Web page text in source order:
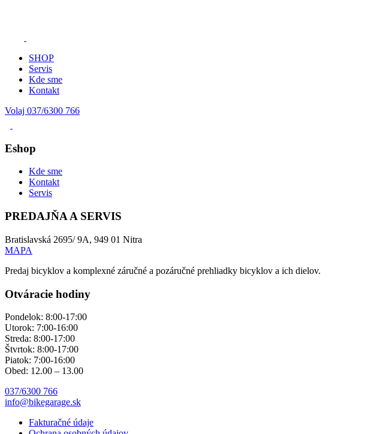
SHOP
Servis
Kde sme
Kontakt
Volaj 037/6300 766
Eshop
Kde sme
Kontakt
Servis
PREDAJŇA A SERVIS
Bratislavská 2695/ 9A, 949 01 Nitra
MAPA
Predaj bicyklov a komplexné záručné a pozáručné prehliadky bicyklov a ich dielov.
Otváracie hodiny
Pondelok: 8:00-17:00
Utorok: 7:00-16:00
Streda: 8:00-17:00
Štvrtok: 8:00-17:00
Piatok: 7:00-16:00
Obed: 12.00 – 13.00
037/6300 766
info@bikegarage.sk
Fakturačné údaje